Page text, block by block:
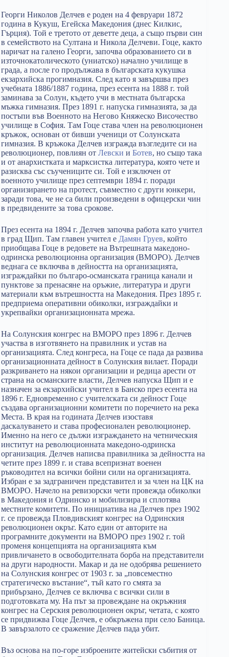
Георги Николов Делчев е роден на 4 февруари 1872
година в Кукуш, Егейска Македония (днес Килкис,
Гърция). Той е третото от деветте деца, а също първи син
в семейството на Султана и Никола Делчеви. Гоце, както
наричат на галено Георги, започва образованието си в
източнокатолическото (униатско) начално училище в
града, а после го продължава в българската кукушка
екзархийска прогимназия. След като я завършва през
учебната 1886/1887 година, през есента на 1888 г. той
заминава за Солун, където учи в местната българска
мъжка гимназия. През 1891 г. напуска гимназията, за да
постъпи във Военното на Негово Княжеско Височество
училище в София. Там Гоце става член на революционен
кръжок, основан от бивши ученици от Солунската
гимназия. В кръжока Делчев изгражда възгледите си на
революционер, повлиян от Левски и Ботев, но също така
и от анархистката и марксистка литература, която чете и
разисква със съучениците си. Той е изключен от
военното училище през септември 1894 г. поради
организирането на протест, съвместно с други юнкери,
заради това, че не са били произведени в офицерски чин
в предвидените за това срокове.
През есента на 1894 г. Делчев започва работа като учител
в град Щип. Там главен учител е Дамян Груев, който
приобщава Гоце в редовете на Вътрешната македоно-
одринска революционна организация (ВМОРО). Делчев
веднага се включва в дейността на организацията,
изграждайки по българо-османската граница канали и
пунктове за пренасяне на оръжие, литература и други
материали към вътрешността на Македония. През 1895 г.
предприема оперативни обиколки, изграждайки и
укрепвайки организационната мрежа.
На Солунския конгрес на ВМОРО през 1896 г. Делчев
участва в изготвянето на правилник и устав на
организацията. След конгреса, на Гоце се пада да развива
организационната дейност в Солунския вилает. Поради
разкриването на някои организации и редица арести от
страна на османските власти, Делчев напуска Щип и е
назначен за екзархийски учител в Банско през есента на
1896 г. Едновременно с учителската си дейност Гоце
създава организационни комитети по поречието на река
Места. В края на годината Делчев изоставя
даскалуването и става професионален революционер.
Именно на него се дължи изграждането на четническия
институт на революционната македоно-одринска
организация. Делчев написва правилника за дейността на
четите през 1899 г. и става всепризнат военен
ръководител на всички бойни сили на организацията.
Избран е за задграничен представител и за член на ЦК на
ВМОРО. Начело на ревизорски чети провежда обиколки
в Македония и Одринско и мобилизира и сплотява
местните комитети. По инициатива на Делчев през 1902
г. се провежда Пловдивският конгрес на Одринския
революционен окръг. Като един от авторите на
програмните документи на ВМОРО през 1902 г. той
променя концепцията на организацията към
привличането в освободителната борба на представители
на други народности. Макар и да не одобрява решението
на Солунския конгрес от 1903 г. за „повсеместно
стратегическо въстание“, тъй като го смята за
прибързано, Делчев се включва с всички сили в
подготовката му. На път за провеждане на окръжния
конгрес на Серския революционен окръг, четата, с която
се придвижва Гоце Делчев, е обкръжена при село Баница.
В завързалото се сражение Делчев пада убит.
Въз основа на по-горе изброените житейски събития от